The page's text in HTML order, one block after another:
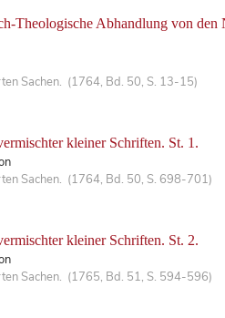
Theologische Abhandlung von den
Sachen. (1764, Bd. 50, S. 13-15)
kleiner Schriften. St. 1.
Sachen. (1764, Bd. 50, S. 698-701)
kleiner Schriften. St. 2.
Sachen. (1765, Bd. 51, S. 594-596)